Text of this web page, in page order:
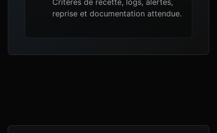
Critères de recette, logs, alertes,
reprise et documentation attendue.